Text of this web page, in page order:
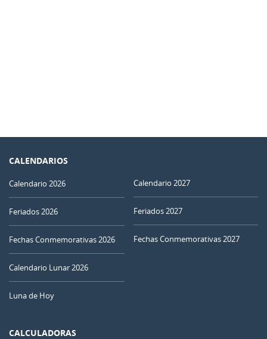
CALENDARIOS
Calendario 2026
Feriados 2026
Fechas Conmemorativas 2026
Calendario Lunar 2026
Luna de Hoy
Calendario 2027
Feriados 2027
Fechas Conmemorativas 2027
CALCULADORAS